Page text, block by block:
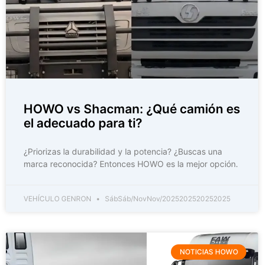
HOWO vs Shacman: ¿Qué camión es
el adecuado para ti?
¿Priorizas la durabilidad y la potencia? ¿Buscas una
marca reconocida? Entonces HOWO es la mejor opción.
VEHÍCULO GENRON SábSáb/NovNov/2025202520252025
NOTICIAS HOWO